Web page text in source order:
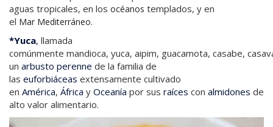
aguas tropicales, en los océanos templados, y en
el Mar Mediterráneo.
*Yuca, llamada
comúnmente mandioca, yuca, aipim, guacamota, casabe,
un arbusto perenne de la familia de
las euforbiáceas extensamente cultivado
en América, África y Oceanía por sus raíces con almidones de
alto valor alimentario.